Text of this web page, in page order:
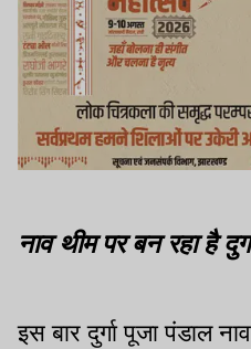
नाव थीम पर बन रहा है
इस बार दुर्गा पूजा पंडाल